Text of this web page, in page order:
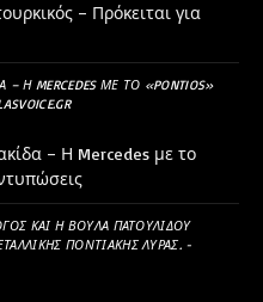
– Πρόκειται για
Η MERCEDES ΜΕ ΤΟ «PONTIOS»
– Η Mercedes με το
ΚΑΙ Η ΒΟΎΛΑ ΠΑΤΟΥΛΊΔΟΥ
ΠΟΝΤΙΑΚΉΣ ΛΎΡΑΣ. -